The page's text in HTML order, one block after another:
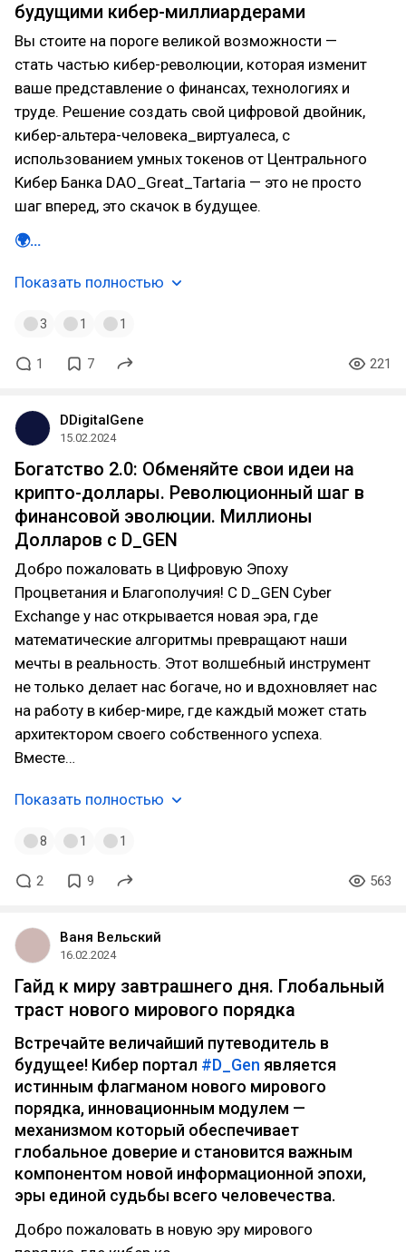
будущими кибер-миллиардерами
Вы стоите на пороге великой возможности —
стать частью кибер-революции, которая изменит
ваше представление о финансах, технологиях и
труде. Решение создать свой цифровой двойник,
кибер-альтера-человека_виртуалеса, с
использованием умных токенов от Центрального
Кибер Банка DAO_Great_Tartaria — это не просто
шаг вперед, это скачок в будущее.
🌍…
Показать полностью
3 1 1
1 7 221
DDigitalGene
15.02.2024
Богатство 2.0: Обменяйте свои идеи на
крипто-доллары. Революционный шаг в
финансовой эволюции. Миллионы
Долларов с D_GEN
Добро пожаловать в Цифровую Эпоху
Процветания и Благополучия! С D_GEN Cyber
Exchange у нас открывается новая эра, где
математические алгоритмы превращают наши
мечты в реальность. Этот волшебный инструмент
не только делает нас богаче, но и вдохновляет нас
на работу в кибер-мире, где каждый может стать
архитектором своего собственного успеха.
Вместе…
Показать полностью
8 1 1
2 9 563
Ваня Вельский
16.02.2024
Гайд к миру завтрашнего дня. Глобальный
траст нового мирового порядка
Встречайте величайший путеводитель в
будущее! Кибер портал #D_Gen является
истинным флагманом нового мирового
порядка, инновационным модулем —
механизмом который обеспечивает
глобальное доверие и становится важным
компонентом новой информационной эпохи,
эры единой судьбы всего человечества.
Добро пожаловать в новую эру мирового